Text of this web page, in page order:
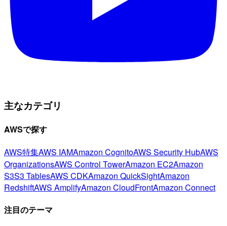
主なカテゴリ
AWSで探す
AWS特集AWS IAMAmazon CognitoAWS Security HubAWS
OrganizationsAWS Control TowerAmazon EC2Amazon
S3S3 TablesAWS CDKAmazon QuickSightAmazon
RedshiftAWS AmplifyAmazon CloudFrontAmazon Connect
注目のテーマ